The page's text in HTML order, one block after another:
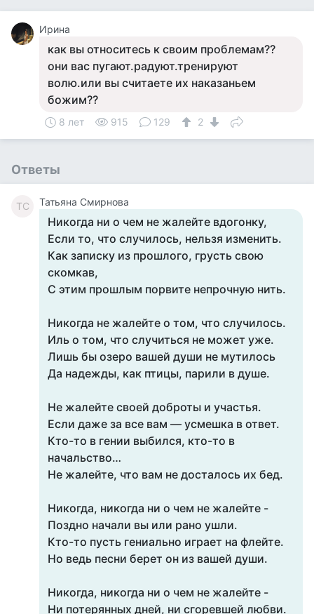
Ирина
как вы относитесь к своим проблемам??
они вас пугают.радуют.тренируют
волю.или вы считаете их наказаньем
божим??
8 лет 915 129 2
Ответы
ТС Татьяна Смирнова
Никогда ни о чем не жалейте вдогонку,
Если то, что случилось, нельзя изменить.
Как записку из прошлого, грусть свою
скомкав,
С этим прошлым порвите непрочную нить.
Никогда не жалейте о том, что случилось.
Иль о том, что случиться не может уже.
Лишь бы озеро вашей души не мутилось
Да надежды, как птицы, парили в душе.
Не жалейте своей доброты и участья.
Если даже за все вам — усмешка в ответ.
Кто-то в гении выбился, кто-то в
начальство…
Не жалейте, что вам не досталось их бед.
Никогда, никогда ни о чем не жалейте -
Поздно начали вы или рано ушли.
Кто-то пусть гениально играет на флейте.
Но ведь песни берет он из вашей души.
Никогда, никогда ни о чем не жалейте -
Ни потерянных дней, ни сгоревшей любви.